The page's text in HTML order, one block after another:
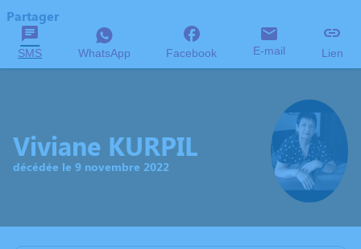
Partager
SMS WhatsApp Facebook E-mail Lien
Viviane KURPIL
décédée le 9 novembre 2022